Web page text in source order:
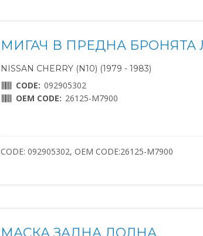
МИГАЧ В ПРЕДНА БРОНЯТА
NISSAN CHERRY (N10) (1979 - 1983)
CODE: 092905302
OEM CODE: 26125-M7900
CODE: 092905302, OEM CODE:26125-M7900
МАСКА ЗАДНА ДОЛНА